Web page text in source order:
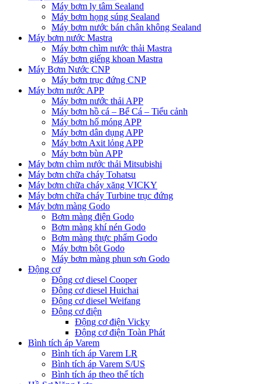
Máy bơm ly tâm Sealand
Máy bơm họng súng Sealand
Máy bơm nước bán chân không Sealand
Máy bơm nước Mastra
Máy bơm chìm nước thải Mastra
Máy bơm giếng khoan Mastra
Máy Bơm Nước CNP
Máy bơm trục đứng CNP
Máy bơm nước APP
Máy bơm nước thải APP
Máy bơm hồ cá – Bể Cá – Tiểu cảnh
Máy bơm hố móng APP
Máy bơm dân dụng APP
Máy bơm Axit lỏng APP
Máy bơm bùn APP
Máy bơm chìm nước thải Mitsubishi
Máy bơm chữa cháy Tohatsu
Máy bơm chữa cháy xăng VICKY
Máy bơm chữa cháy Turbine trục đứng
Máy bơm màng Godo
Bơm màng điện Godo
Bơm màng khí nén Godo
Bơm màng thực phẩm Godo
Máy bơm bột Godo
Máy bơm màng phun sơn Godo
Động cơ
Động cơ diesel Cooper
Động cơ diesel Huichai
Động cơ diesel Weifang
Động cơ điện
Động cơ điện Vicky
Động cơ điện Toàn Phát
Bình tích áp Varem
Bình tích áp Varem LR
Bình tích áp Varem S/US
Bình tích áp theo thể tích